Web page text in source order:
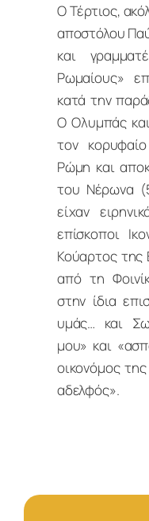
Ο Τέρτιος,
αποστόλου
και
Ρωμαίους»
κατά την
Ο Ολυμπάς
τον
Ρώμη και
του Νέρωνα
είχαν
επίσκοποι
Κούαρτος
από τη
στην ίδια
υμάς… και
μου» και
οικονόμος
αδελφός».